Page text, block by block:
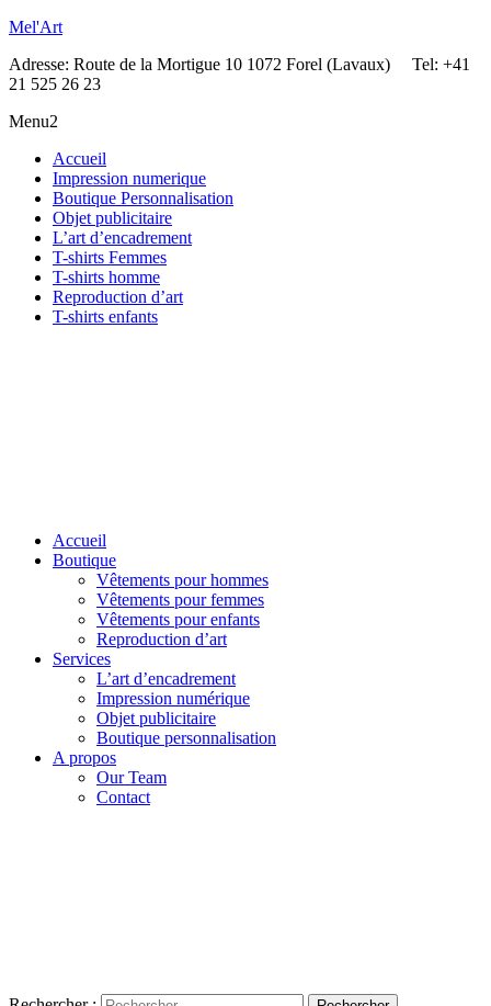
Mel'Art
Adresse: Route de la Mortigue 10 1072 Forel (Lavaux) Tel: +41
21 525 26 23
Menu2
Accueil
Impression numerique
Boutique Personnalisation
Objet publicitaire
L’art d’encadrement
T-shirts Femmes
T-shirts homme
Reproduction d’art
T-shirts enfants
Accueil
Boutique
Vêtements pour hommes
Vêtements pour femmes
Vêtements pour enfants
Reproduction d’art
Services
L’art d’encadrement
Impression numérique
Objet publicitaire
Boutique personnalisation
A propos
Our Team
Contact